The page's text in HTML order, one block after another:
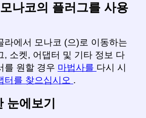
나코의 플러그를 사용
라에서 모나코 (으)로 이동하는
, 소켓, 어댑터 및 기타 정보 다
를 원할 경우 마법사를 다시 시
터를 찾으십시오 .
눈에보기